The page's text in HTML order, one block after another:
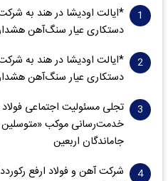
*ایالت اودیشا در هند به
دستکاری عیار سنگ‌آهن
*ایالت اودیشا در هند به
دستکاری عیار سنگ‌آهن
تجلی مسئولیت اجتماعی
خدمت‌رسانی موکب
جاماندگان اربعین
شرکت آهن و فولاد ارفع